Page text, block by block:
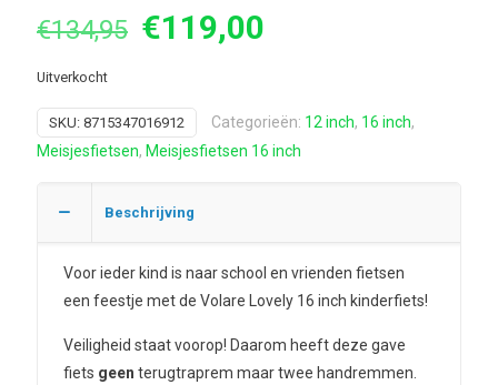
€134,95 Oorspronkelijke
€134,95.
€119,00
€119,00.
Uitverkocht
SKU: 8715347016912 Categorieën: 12 inch, 16 inch,
Meisjesfietsen, Meisjesfietsen 16 inch
Beschrijving
Voor ieder kind is naar school en vrienden fietsen
een feestje met de Volare Lovely 16 inch kinderfiets!
Veiligheid staat voorop! Daarom heeft deze gave
fiets geen terugtraprem maar twee handremmen.